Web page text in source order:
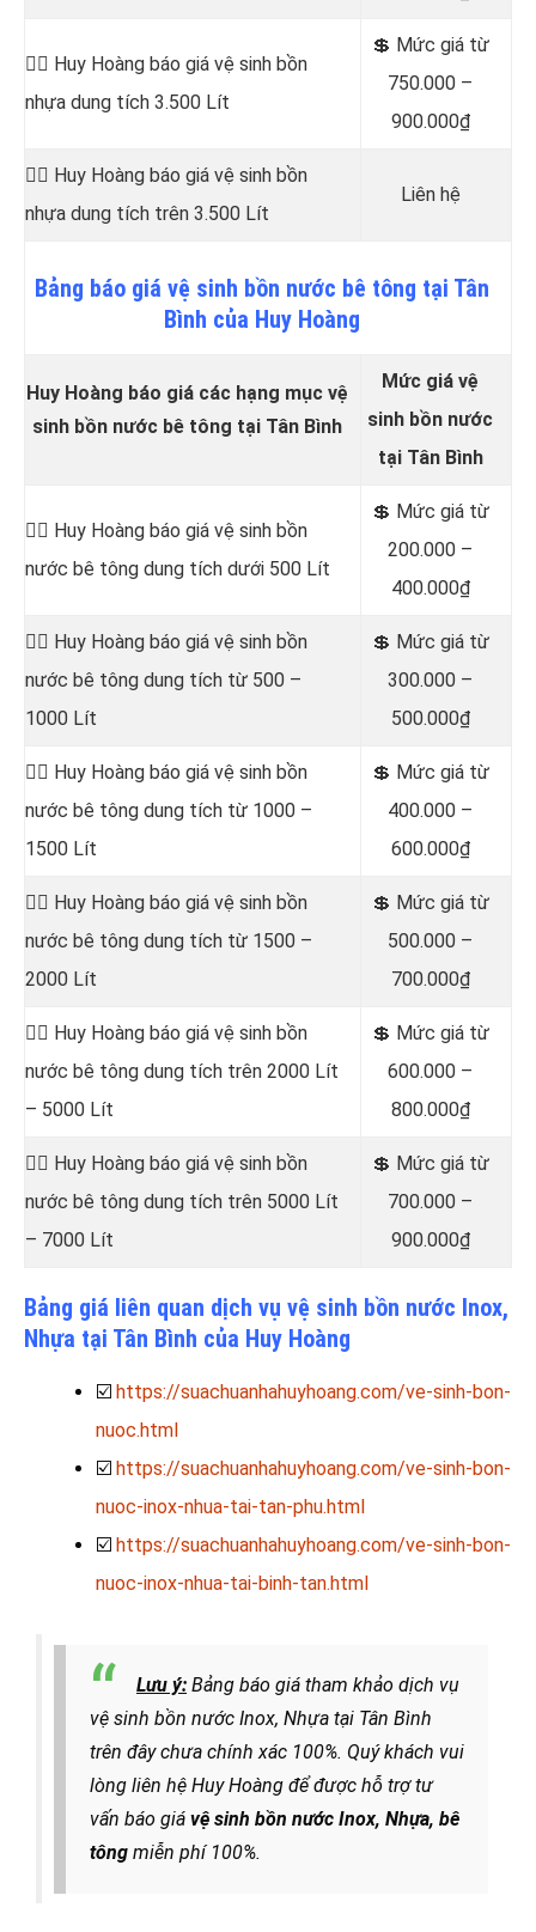
👷‍♂️ Huy Hoàng báo giá vệ sinh bồn
nhựa dung tích 3.500 Lít
💲 Mức giá từ
750.000 –
900.000₫
👷‍♂️ Huy Hoàng báo giá vệ sinh bồn
nhựa dung tích trên 3.500 Lít
Liên hệ
Bảng báo giá vệ sinh bồn nước bê tông tại Tân
Bình của Huy Hoàng
Huy Hoàng báo giá các hạng mục vệ
sinh bồn nước bê tông tại Tân Bình
Mức giá vệ
sinh bồn nước
tại Tân Bình
👷‍♂️ Huy Hoàng báo giá vệ sinh bồn
nước bê tông dung tích dưới 500 Lít
💲 Mức giá từ
200.000 –
400.000₫
👷‍♂️ Huy Hoàng báo giá vệ sinh bồn
nước bê tông dung tích từ 500 –
1000 Lít
💲 Mức giá từ
300.000 –
500.000₫
👷‍♂️ Huy Hoàng báo giá vệ sinh bồn
nước bê tông dung tích từ 1000 –
1500 Lít
💲 Mức giá từ
400.000 –
600.000₫
👷‍♂️ Huy Hoàng báo giá vệ sinh bồn
nước bê tông dung tích từ 1500 –
2000 Lít
💲 Mức giá từ
500.000 –
700.000₫
👷‍♂️ Huy Hoàng báo giá vệ sinh bồn
nước bê tông dung tích trên 2000 Lít
– 5000 Lít
💲 Mức giá từ
600.000 –
800.000₫
👷‍♂️ Huy Hoàng báo giá vệ sinh bồn
nước bê tông dung tích trên 5000 Lít
– 7000 Lít
💲 Mức giá từ
700.000 –
900.000₫
Bảng giá liên quan dịch vụ vệ sinh bồn nước Inox,
Nhựa tại Tân Bình của Huy Hoàng
☑️ https://suachuanhahuyhoang.com/ve-sinh-bon-
nuoc.html
☑️ https://suachuanhahuyhoang.com/ve-sinh-bon-
nuoc-inox-nhua-tai-tan-phu.html
☑️ https://suachuanhahuyhoang.com/ve-sinh-bon-
nuoc-inox-nhua-tai-binh-tan.html
Lưu ý: Bảng báo giá tham khảo dịch vụ
vệ sinh bồn nước Inox, Nhựa tại Tân Bình
trên đây chưa chính xác 100%. Quý khách vui
lòng liên hệ Huy Hoàng để được hỗ trợ tư
vấn báo giá vệ sinh bồn nước Inox, Nhựa, bê
tông miễn phí 100%.